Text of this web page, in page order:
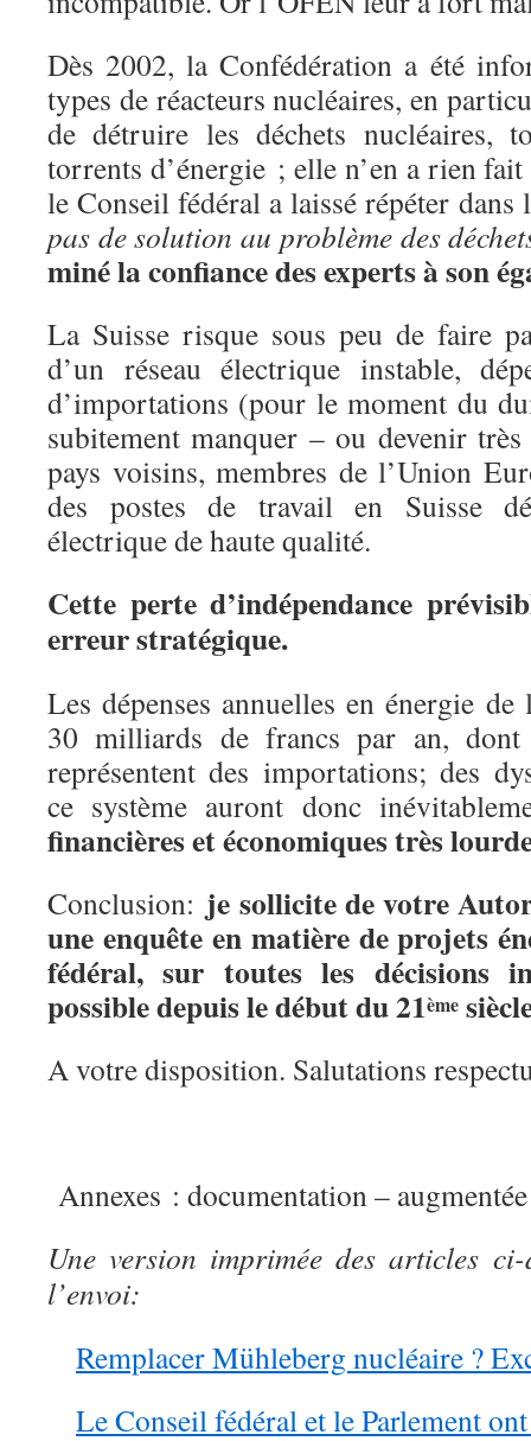
Dès 2002, la Confédération a été
types de réacteurs nucléaires, en
de détruire les déchets nucléaires,
torrents d’énergie ; elle n’en a rien
le Conseil fédéral a laissé répéter
pas de solution au problème des
miné la confiance des experts à son
La Suisse risque sous peu de faire
d’un réseau électrique instable,
d’importations (pour le moment du
subitement manquer – ou devenir très
pays voisins, membres de l’Union
des postes de travail en Suisse
électrique de haute qualité.
Cette perte d’indépendance
erreur stratégique.
Les dépenses annuelles en énergie de
30 milliards de francs par an,
représentent des importations; des
ce système auront donc
financières et économiques très
Conclusion: je sollicite de votre
une enquête en matière de projets
fédéral, sur toutes les décisions
possible depuis le début du 21ème
A votre disposition. Salutations
Annexes : documentation –
Une version imprimée des articles
l’envoi:
Remplacer Mühleberg nucléaire ?
Le Conseil fédéral et le Parlement